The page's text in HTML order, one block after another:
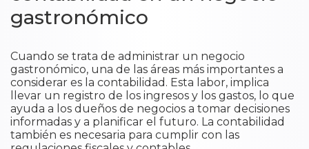
gastronómico
Cuando se trata de administrar un negocio
gastronómico, una de las áreas más importantes a
considerar es la contabilidad. Esta labor, implica
llevar un registro de los ingresos y los gastos, lo que
ayuda a los dueños de negocios a tomar decisiones
informadas y a planificar el futuro. La contabilidad
también es necesaria para cumplir con las